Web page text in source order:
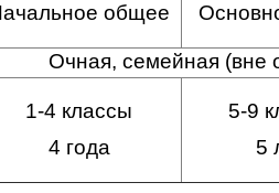
общее
семейная (вне
1-4 классы
4 года
5-9
5